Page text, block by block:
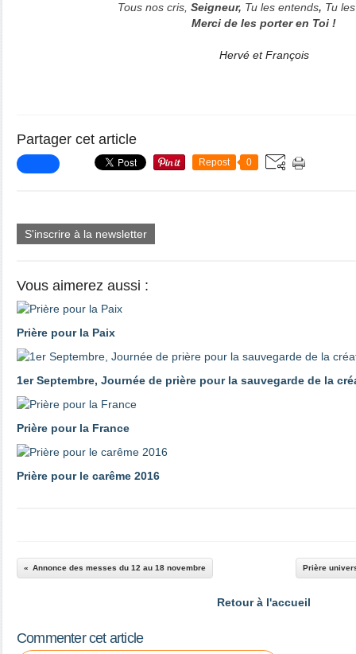
Tous nos cris, Seigneur, Tu les entends, Tu
Merci de les porter en Toi !
Hervé et François
Partager cet article
Repost 0
S'inscrire à la newsletter
Vous aimerez aussi :
Prière pour la Paix
1er Septembre, Journée de prière pour la sauvegarde de la
Prière pour la France
Prière pour le carême 2016
Annonce des messes du 12 au 18 novembre Prière
Retour à l'accueil
Commenter cet article